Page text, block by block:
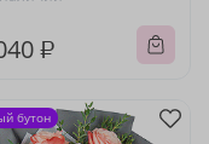
₽
бутон